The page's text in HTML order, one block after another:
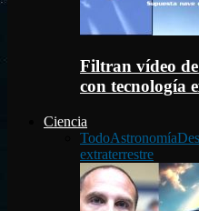
Filtran vídeo
con tecnología
Ciencia
TodoAstronomía
extraterrestre